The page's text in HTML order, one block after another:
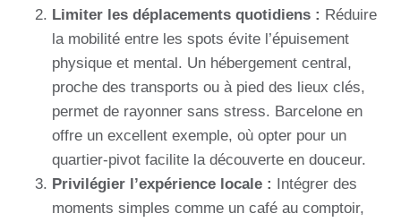
Limiter les déplacements quotidiens : Réduire
la mobilité entre les spots évite l’épuisement
physique et mental. Un hébergement central,
proche des transports ou à pied des lieux clés,
permet de rayonner sans stress. Barcelone en
offre un excellent exemple, où opter pour un
quartier-pivot facilite la découverte en douceur.
Privilégier l’expérience locale : Intégrer des
moments simples comme un café au comptoir,